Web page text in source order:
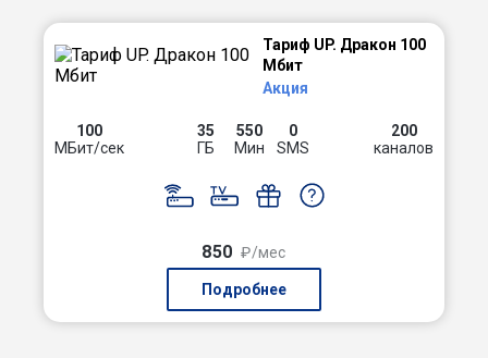
Тариф UP. Дракон 100
Мбит
Акция
100
МБит/сек
35
ГБ
550
Мин
0
SMS
200
каналов
850 ₽/мес
Подробнее